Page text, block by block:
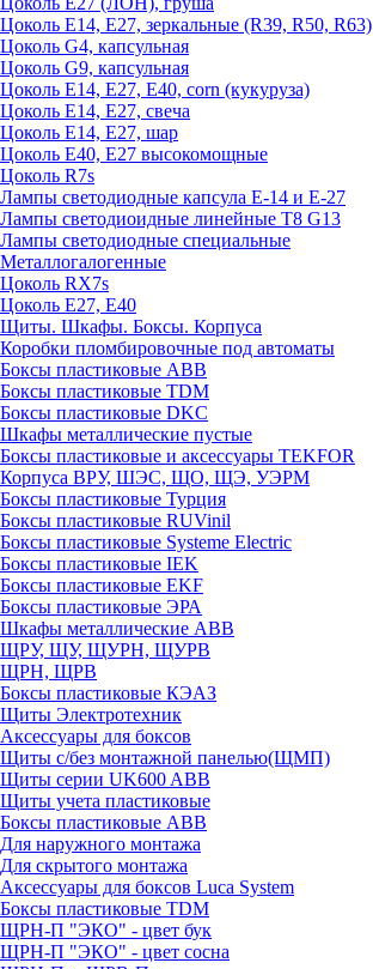
Цоколь Е14, Е27, зеркальные (R39, R50, R63)
Цоколь G4, капсульная
Цоколь G9, капсульная
Цоколь Е14, Е27, Е40, corn (кукуруза)
Цоколь Е14, Е27, свеча
Цоколь Е14, Е27, шар
Цоколь Е40, Е27 высокомощные
Цоколь R7s
Лампы светодиодные капсула Е-14 и Е-27
Лампы светодиоидные линейные T8 G13
Лампы светодиодные специальные
Металлогалогенные
Цоколь RX7s
Цоколь Е27, E40
Щиты. Шкафы. Боксы. Корпуса
Коробки пломбировочные под автоматы
Боксы пластиковые ABB
Боксы пластиковые TDM
Боксы пластиковые DKC
Шкафы металлические пустые
Боксы пластиковые и аксессуары TEKFOR
Корпуса ВРУ, ШЭС, ЩО, ЩЭ, УЭРМ
Боксы пластиковые Турция
Боксы пластиковые RUVinil
Боксы пластиковые Systeme Electric
Боксы пластиковые IEK
Боксы пластиковые EKF
Боксы пластиковые ЭРА
Шкафы металлические ABB
ЩРУ, ЩУ, ЩУРН, ЩУРВ
ЩРН, ЩРВ
Боксы пластиковые КЭАЗ
Щиты Электротехник
Аксессуары для боксов
Щиты с/без монтажной панелью(ЩМП)
Щиты серии UK600 ABB
Щиты учета пластиковые
Боксы пластиковые ABB
Для наружного монтажа
Для скрытого монтажа
Аксессуары для боксов Luca System
Боксы пластиковые TDM
ЩРН-П "ЭКО" - цвет бук
ЩРН-П "ЭКО" - цвет сосна